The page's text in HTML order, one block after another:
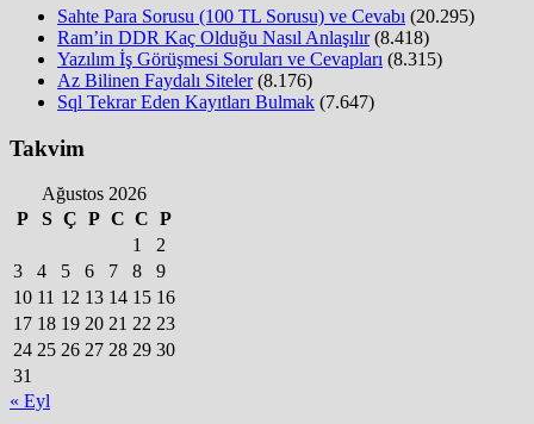
Sahte Para Sorusu (100 TL Sorusu) ve Cevabı (20.295)
Ram’in DDR Kaç Olduğu Nasıl Anlaşılır (8.418)
Yazılım İş Görüşmesi Soruları ve Cevapları (8.315)
Az Bilinen Faydalı Siteler (8.176)
Sql Tekrar Eden Kayıtları Bulmak (7.647)
Takvim
Ağustos 2026
P
S Ç P C C P
1
2
3
4 5 6 7 8
9
10 11 12 13 14 15 16
17 18 19 20 21 22 23
24 25 26 27 28 29 30
31
« Eyl